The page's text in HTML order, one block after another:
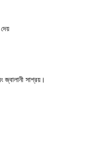
জ্বালানী সাশ্রয়।